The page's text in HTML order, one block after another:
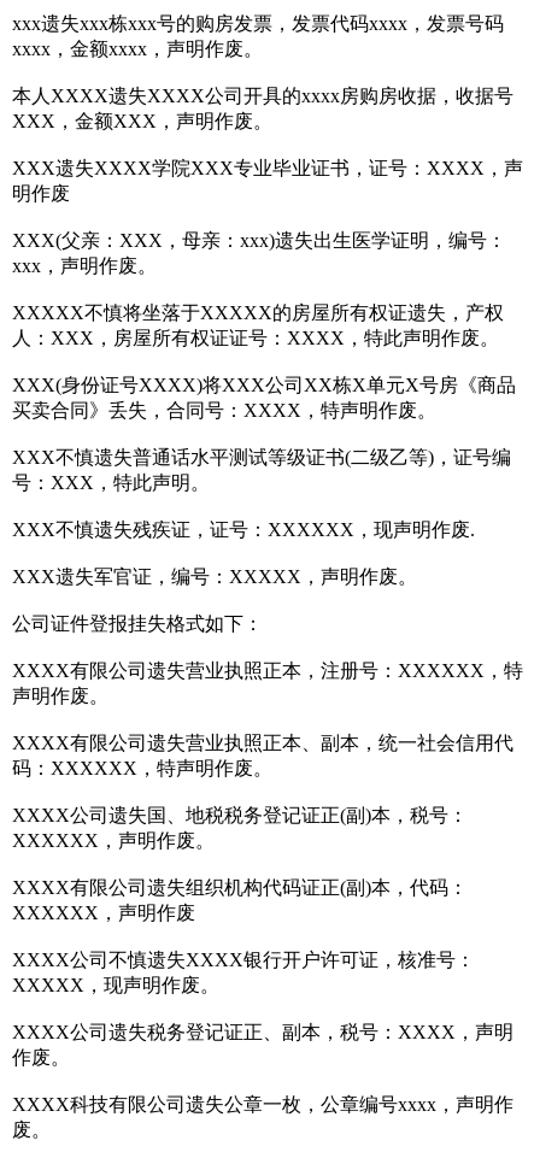
xxx遗失xxx栋xxx号的购房发票，发票代码xxxx，发票号码
xxxx，金额xxxx，声明作废。
本人XXXX遗失XXXX公司开具的xxxx房购房收据，收据号
XXX，金额XXX，声明作废。
XXX遗失XXXX学院XXX专业毕业证书，证号：XXXX，声
明作废
XXX(父亲：XXX，母亲：xxx)遗失出生医学证明，编号：
xxx，声明作废。
XXXXX不慎将坐落于XXXXX的房屋所有权证遗失，产权
人：XXX，房屋所有权证证号：XXXX，特此声明作废。
XXX(身份证号XXXX)将XXX公司XX栋X单元X号房《商品
买卖合同》丢失，合同号：XXXX，特声明作废。
XXX不慎遗失普通话水平测试等级证书(二级乙等)，证号编
号：XXX，特此声明。
XXX不慎遗失残疾证，证号：XXXXXX，现声明作废.
XXX遗失军官证，编号：XXXXX，声明作废。
公司证件登报挂失格式如下：
XXXX有限公司遗失营业执照正本，注册号：XXXXXX，特
声明作废。
XXXX有限公司遗失营业执照正本、副本，统一社会信用代
码：XXXXXX，特声明作废。
XXXX公司遗失国、地税税务登记证正(副)本，税号：
XXXXXX，声明作废。
XXXX有限公司遗失组织机构代码证正(副)本，代码：
XXXXXX，声明作废
XXXX公司不慎遗失XXXX银行开户许可证，核准号：
XXXXX，现声明作废。
XXXX公司遗失税务登记证正、副本，税号：XXXX，声明
作废。
XXXX科技有限公司遗失公章一枚，公章编号xxxx，声明作
废。